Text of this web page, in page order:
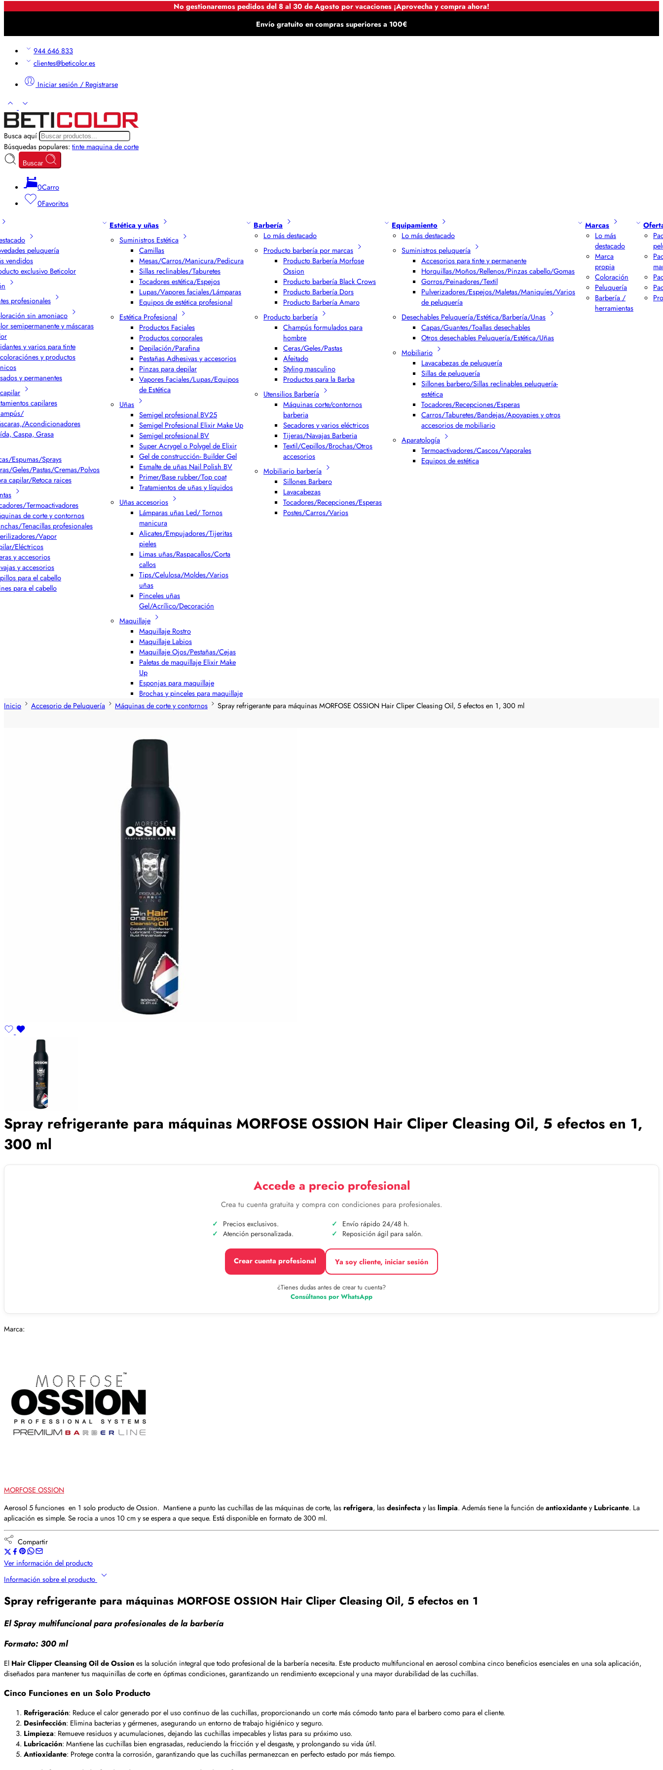
No gestionaremos pedidos del 8 al 30 de Agosto por vacaciones ¡Aprovecha y compra ahora!
Envío gratuito en compras superiores a 100€
944 646 833
clientes@beticolor.es
Iniciar sesión / Registrarse
Busca aquí
Búsquedas populares: tinte maquina de corte
Buscar
0Carro
0Favoritos
peluquería
vendidos
exclusivo Beticolor
profesionales
sin amoniaco
semipermanente y máscaras
y varios para tinte
y productos
y permanentes
capilares
Acondicionadores
Caspa, Grasa
Espumas/Sprays
Geles/Pastas/Cremas/Polvos
capilar/Retoca raices
Termoactivadores
de corte y contornos
Tenacillas profesionales
Vapor
Eléctricos
y accesorios
y accesorios
para el cabello
para el cabello
Estética y uñas
Suministros Estética
Camillas
Mesas/Carros/Manicura/Pedicura
Sillas reclinables/Taburetes
Tocadores estética/Espejos
Lupas/Vapores faciales/Lámparas
Equipos de estética profesional
Estética Profesional
Productos Faciales
Productos corporales
Depilación/Parafina
Pestañas Adhesivas y accesorios
Pinzas para depilar
Vapores Faciales/Lupas/Equipos
de Estética
Uñas
Semigel profesional BV25
Semigel Profesional Elixir Make Up
Semigel profesional BV
Super Acrygel o Polygel de Elixir
Gel de construcción- Builder Gel
Esmalte de uñas Nail Polish BV
Primer/Base rubber/Top coat
Tratamientos de uñas y líquidos
Uñas accesorios
Lámparas uñas Led/ Tornos
manicura
Alicates/Empujadores/Tijeritas
pieles
Limas uñas/Raspacallos/Corta
callos
Tips/Celulosa/Moldes/Varios
uñas
Pinceles uñas
Gel/Acrílico/Decoración
Maquillaje
Maquillaje Rostro
Maquillaje Labios
Maquillaje Ojos/Pestañas/Cejas
Paletas de maquillaje Elixir Make
Up
Esponjas para maquillaje
Brochas y pinceles para maquillaje
Barbería
Lo más destacado
Producto barbería por marcas
Producto Barbería Morfose
Ossion
Producto barbería Black Crows
Producto Barbería Dors
Producto Barbería Amaro
Producto barbería
Champús formulados para
hombre
Ceras/Geles/Pastas
Afeitado
Styling masculino
Productos para la Barba
Utensilios Barbería
Máquinas corte/contornos
barberia
Secadores y varios eléctricos
Tijeras/Navajas Barberia
Textil/Cepillos/Brochas/Otros
accesorios
Mobiliario barbería
Sillones Barbero
Lavacabezas
Tocadores/Recepciones/Esperas
Postes/Carros/Varios
Equipamiento
Lo más destacado
Suministros peluquería
Accesorios para tinte y permanente
Horquillas/Moños/Rellenos/Pinzas cabello/Gomas
Gorros/Peinadores/Textil
Pulverizadores/Espejos/Maletas/Maniquíes/Varios
de peluquería
Desechables Peluquería/Estética/Barbería/Unas
Capas/Guantes/Toallas desechables
Otros desechables Peluquería/Estética/Uñas
Mobiliario
Lavacabezas de peluquería
Sillas de peluquería
Sillones barbero/Sillas reclinables peluquería-
estética
Tocadores/Recepciones/Esperas
Carros/Taburetes/Bandejas/Apoyapies y otros
accesorios de mobiliario
Aparatología
Termoactivadores/Cascos/Vaporales
Equipos de estética
Marcas
Lo más
destacado
Marca
propia
Coloración
Peluquería
Barbería /
herramientas
Inicio Accesorio de Peluquería Máquinas de corte y contornos Spray refrigerante para máquinas MORFOSE OSSION Hair Cliper Cleasing Oil, 5 efectos en 1, 300 ml
Spray refrigerante para máquinas MORFOSE OSSION Hair Cliper Cleasing Oil, 5 efectos en 1,
300 ml
Accede a precio profesional
Crea tu cuenta gratuita y compra con condiciones para profesionales.
Precios exclusivos.
Envío rápido 24/48 h.
Atención personalizada.
Reposición ágil para salón.
Crear cuenta profesional Ya soy cliente, iniciar sesión
¿Tienes dudas antes de crear tu cuenta?
Consúltanos por WhatsApp
Marca:
MORFOSE OSSION
Aerosol 5 funciones en 1 solo producto de Ossion. Mantiene a punto las cuchillas de las máquinas de corte, lasrefrigera, lasdesinfecta y laslimpia. Además tiene la función deantioxidanteyLubricante. La
aplicación es simple. Se rocia a unos 10 cm y se espera a que seque. Está disponible en formato de 300 ml.
Compartir
Ver información del producto
Información sobre el producto
Spray refrigerante para máquinas MORFOSE OSSION Hair Cliper Cleasing Oil, 5 efectos en 1
El Spray multifuncional para profesionales de la barbería
Formato: 300 ml
El Hair Clipper Cleansing Oil de Ossiones la solución integral que todo profesional de la barbería necesita. Este producto multifuncional en aerosol combina cinco beneficios esenciales en una sola aplicación,
diseñados para mantener tus maquinillas de corte en óptimas condiciones, garantizando un rendimiento excepcional y una mayor durabilidad de las cuchillas.
Cinco Funciones en un Solo Producto
Refrigeración: Reduce el calor generado por el uso continuo de las cuchillas, proporcionando un corte más cómodo tanto para el barbero como para el cliente.
Desinfección: Elimina bacterias y gérmenes, asegurando un entorno de trabajo higiénico y seguro.
Limpieza: Remueve residuos y acumulaciones, dejando las cuchillas impecables y listas para su próximo uso.
Lubricación: Mantiene las cuchillas bien engrasadas, reduciendo la fricción y el desgaste, y prolongando su vida útil.
Antioxidante: Protege contra la corrosión, garantizando que las cuchillas permanezcan en perfecto estado por más tiempo.